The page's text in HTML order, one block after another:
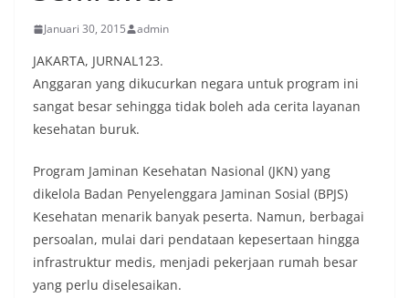
Januari 30, 2015 admin
JAKARTA, JURNAL123.
Anggaran yang dikucurkan negara untuk program ini
sangat besar sehingga tidak boleh ada cerita layanan
kesehatan buruk.
Program Jaminan Kesehatan Nasional (JKN) yang
dikelola Badan Penyelenggara Jaminan Sosial (BPJS)
Kesehatan menarik banyak peserta. Namun, berbagai
persoalan, mulai dari pendataan kepesertaan hingga
infrastruktur medis, menjadi pekerjaan rumah besar
yang perlu diselesaikan.